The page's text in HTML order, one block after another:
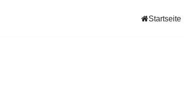
Startseite